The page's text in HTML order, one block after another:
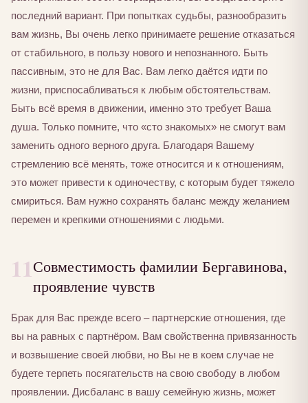
последний вариант. При попытках судьбы, разнообразить
вам жизнь, Вы очень легко принимаете решение отказаться
от стабильного, в пользу нового и непознанного. Быть
пассивным, это не для Вас. Вам легко даётся идти по
жизни, приспосабливаться к любым обстоятельствам.
Быть всё время в движении, именно это требует Ваша
душа. Только помните, что «сто знакомых» не смогут вам
заменить одного верного друга. Благодаря Вашему
стремлению всё менять, тоже относится и к отношениям,
это может привести к одиночеству, с которым будет тяжело
смириться. Вам нужно сохранять баланс между желанием
перемен и крепкими отношениями с людьми.
11Совместимость фамилии Бергавинова,
проявление чувств
Брак для Вас прежде всего – партнерские отношения, где
вы на равных с партнёром. Вам свойственна привязанность
и возвышение своей любви, но Вы не в коем случае не
будете терпеть посягательств на свою свободу в любом
проявлении. Дисбаланс в вашу семейную жизнь, может